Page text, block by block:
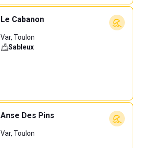
Le Cabanon
Var, Toulon
Sableux
Anse Des Pins
Var, Toulon